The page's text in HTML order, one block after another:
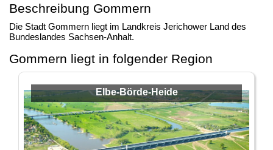
Beschreibung Gommern
Die Stadt Gommern liegt im Landkreis Jerichower Land des
Bundeslandes Sachsen-Anhalt.
Gommern liegt in folgender Region
Elbe-Börde-Heide